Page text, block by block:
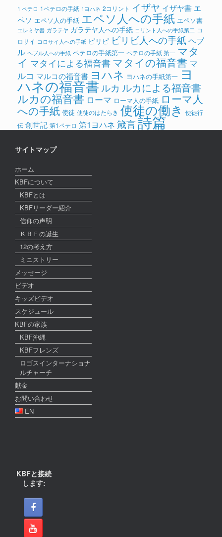
1 ペテロ 1ペテロの手紙 1ヨハネ 2コリント イザヤ イザヤ書 エ
ペソ エペソ人の手紙 エペソ人への手紙 エペソ書
エレミヤ書 ガラテヤ ガラテヤ人への手紙 コリント人への手紙第二 コ
ロサイ コロサイ人への手紙 ピリピ ピリピ人への手紙ヘブ
ル ヘブル人への手紙 ペテロの手紙第一 ペテロの手紙 第一 マタ
イ マタイによる福音書 マタイの福音書 マ
ルコ マルコの福音書 ヨハネ ヨハネの手紙第一 ヨ
ハネの福音書 ルカ ルカによる福音書
ルカの福音書 ローマ ローマ人の手紙 ローマ人
への手紙 使徒 使徒のはたらき 使徒の働き 使徒行
伝 創世記 第1ペテロ 第1ヨハネ 箴言詩篇
サイトマップ
ホーム
KBFについて
KBFとは
KBFリーダー紹介
信仰の声明
ＫＢＦの誕生
12の考え方
ミニストリー
メッセージ
ビデオ
キッズビデオ
スケジュール
KBFの家族
KBF沖縄
KBFフレンズ
ロゴスインターナショナ
ルチャーチ
献金
お問い合わせ
EN
KBFと接続
します: